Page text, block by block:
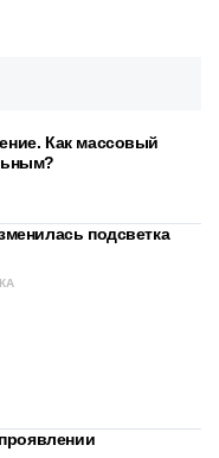
Как массовый
подсветка